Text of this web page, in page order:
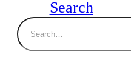
Search